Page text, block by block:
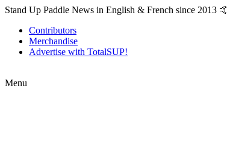
Stand Up Paddle News in English & French since 2013 🤙
Contributors
Merchandise
Advertise with TotalSUP!
Menu